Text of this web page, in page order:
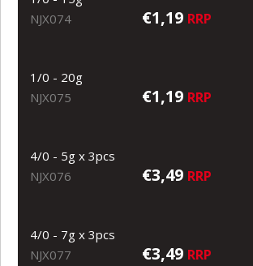
NJX074
€1,19 RRP
1/0 - 20g
NJX075
€1,19 RRP
4/0 - 5g x 3pcs
NJX076
€3,49 RRP
4/0 - 7g x 3pcs
NJX077
€3,49 RRP